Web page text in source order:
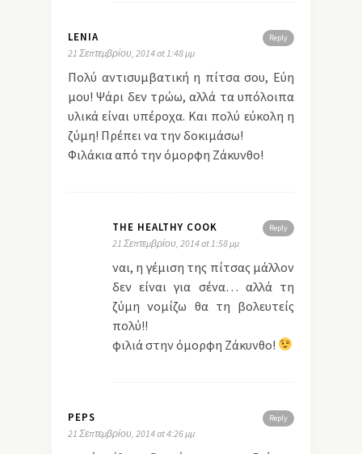
Reply
LENIA
21 Σεπτεμβρίου, 2014 at 1:48 μμ
Πολύ αντισυμβατική η πίτσα σου, Εύη
μου! Ψάρι δεν τρώω, αλλά τα υπόλοιπα
υλικά είναι υπέροχα. Και πολύ εύκολη η
ζύμη! Πρέπει να την δοκιμάσω!
Φιλάκια από την όμορφη Ζάκυνθο!
Reply
THE HEALTHY COOK
21 Σεπτεμβρίου, 2014 at 1:58 μμ
ναι, η γέμιση της πίτσας μάλλον
δεν είναι για σένα… αλλά τη
ζύμη νομίζω θα τη βολευτείς
πολύ!!
φιλιά στην όμορφη Ζάκυνθο!
Reply
PEPS
21 Σεπτεμβρίου, 2014 at 4:26 μμ